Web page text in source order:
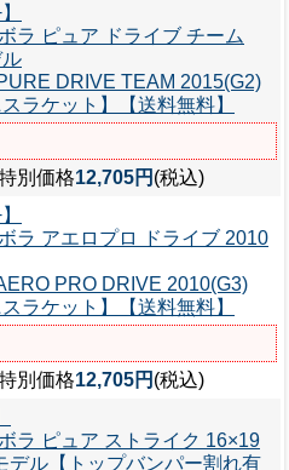
ラ ピュア ドライブ チーム
DRIVE TEAM 2015(G2)
スラケット】【送料無料】
別価格12,705円 (税込)
ラ アエロプロ ドライブ 2010
PRO DRIVE 2010(G3)
スラケット】【送料無料】
別価格12,705円 (税込)
ラ ピュア ストライク 16×19
デル【トップバンパー割れ有